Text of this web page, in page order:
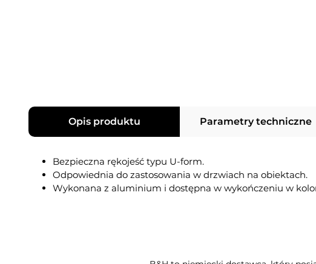
Opis produktu Parametry techniczne
Bezpieczna rękojeść typu U-form.
Odpowiednia do zastosowania w drzwiach na obiektach.
Wykonana z aluminium i dostępna w wykończeniu w